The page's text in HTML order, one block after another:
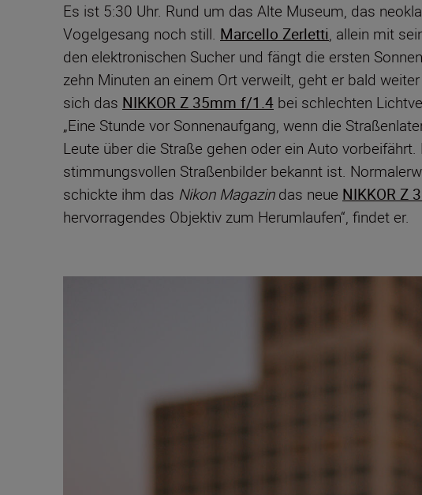
Es ist 5:30 Uhr. Rund um das Alte Museum, das
Vogelgesang noch still. Marcello Zerletti, allein mit
den elektronischen Sucher und fängt die ersten
zehn Minuten an einem Ort verweilt, geht er bald
sich das NIKKOR Z 35mm f/1.4 bei schlechten
„Eine Stunde vor Sonnenaufgang, wenn die
Leute über die Straße gehen oder ein Auto
stimmungsvollen Straßenbilder bekannt ist.
schickte ihm das Nikon Magazindas neue NIKKOR Z
hervorragendes Objektiv zum Herumlaufen“, findet er.